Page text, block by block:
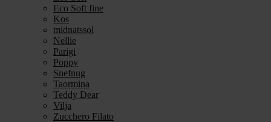
Eco Soft fine
Kos
midnatssol
Nellie
Parigi
Poppy
Snefnug
Taormina
Teddy Dear
Vilja
Zucchero Filato